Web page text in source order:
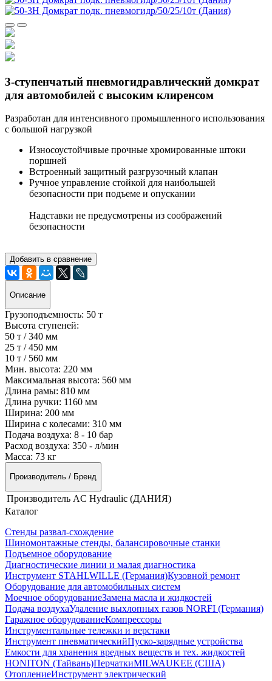
3-ступенчатый пневмогидравлический домкрат
для автомобилей с высоким клиренсом
Pазработан для интенсивного промышленного использования
с большой нагрузкой
Износоустойчивые прочные хромированные штоки
поршней
Встроенный защитный разгрузочный клапан
Ручное управление стойкой для наибольшей
безопасности при подъеме и опускании
Надставки не предусмотрены из соображений
безопасности
Добавить в сравнение
Описание
Грузоподъемность: 50 т
Высота ступеней:
50 т / 340 мм
25 т / 450 мм
10 т / 560 мм
Мин. высота: 220 мм
Максимальная высота: 560 мм
Длина рамы: 810 мм
Длина ручки: 1160 мм
Ширина: 200 мм
Ширина с колесами: 310 мм
Подача воздуха: 8 - 10 бар
Расход воздуха: 350 - л/мин
Масса: 73 кг
Производитель / Бренд
Производитель AC Hydraulic (ДАНИЯ)
Каталог
Стенды развал-схождение
Шиномонтажные стенды, балансировочные станки
Подъемное оборудование
Диагностические линии и малая диагностика
Инструмент STAHLWILLE (Германия)Кузовной ремонт
Оборудование для автомобильных систем
Моечное оборудованиеЗамена масла и жидкостей
Подача воздухаУдаление выхлопных газов NORFI (Германия)
Гаражное оборудованиеКомпрессоры
Инструментальные тележки и верстаки
Инструмент пневматическийПуско-зарядные устройства
Емкости для хранения вредных веществ и тех. жидкостей
HONITON (Тайвань)ПерчаткиMILWAUKEE (США)
ОтоплениеИнструмент электрический